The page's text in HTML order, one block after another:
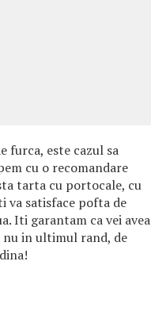
furca, este cazul sa
cu o recomandare
tarta cu portocale, cu
va satisface pofta de
Iti garantam ca vei avea
nu in ultimul rand, de